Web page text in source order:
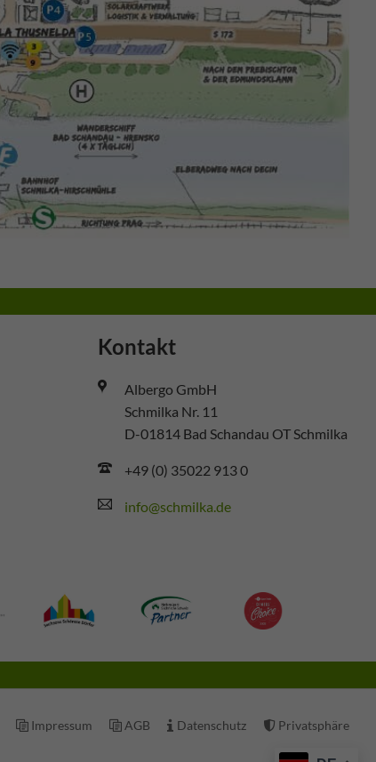
Kontakt
Albergo GmbH
Schmilka Nr. 11
D-01814 Bad Schandau OT Schmilka
+49 (0) 35022 913 0
info@schmilka.de
Impressum AGB Datenschutz Privatsphäre